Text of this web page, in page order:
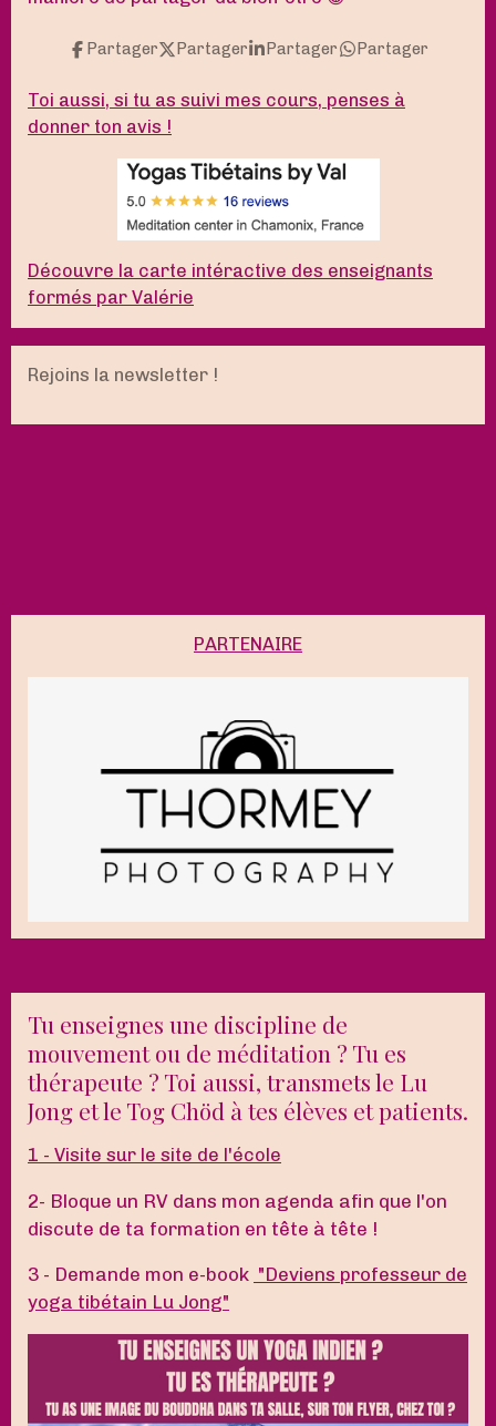
Partager Partager Partager Partager
Toi aussi, si tu as suivi mes cours, penses à
donner ton avis !
Découvre la carte intéractive des enseignants
formés par Valérie
Rejoins la newsletter !
PARTENAIRE
Tu enseignes une discipline de
mouvement ou de méditation ? Tu es
thérapeute ? Toi aussi, transmets le Lu
Jong et le Tog Chöd à tes élèves et patients.
1 - Visite sur le site de l'école
2- Bloque un RV dans mon agenda afin que l'on
discute de ta formation en tête à tête !
3 - Demande mon e-book "Deviens professeur de
yoga tibétain Lu Jong"